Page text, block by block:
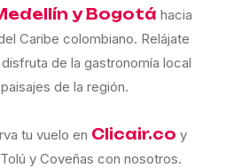
y Bogotá hacia
Caribe colombiano. Relájate
de la gastronomía local
de la región.
tu vuelo en Clicair.co y
y Coveñas con nosotros.